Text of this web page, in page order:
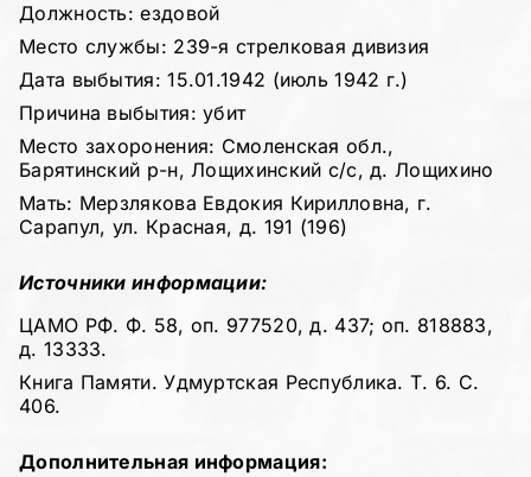
Должность: ездовой
Место службы: 239-я стрелковая дивизия
Дата выбытия: 15.01.1942 (июль 1942 г.)
Причина выбытия: убит
Место захоронения: Смоленская обл.,
Барятинский р-н, Лощихинский с/с, д. Лощихино
Мать: Мерзлякова Евдокия Кирилловна, г.
Сарапул, ул. Красная, д. 191 (196)
Источники информации:
ЦАМО РФ. Ф. 58, оп. 977520, д. 437; оп. 818883,
д. 13333.
Книга Памяти. Удмуртская Республика. Т. 6. С.
406.
Дополнительная информация: